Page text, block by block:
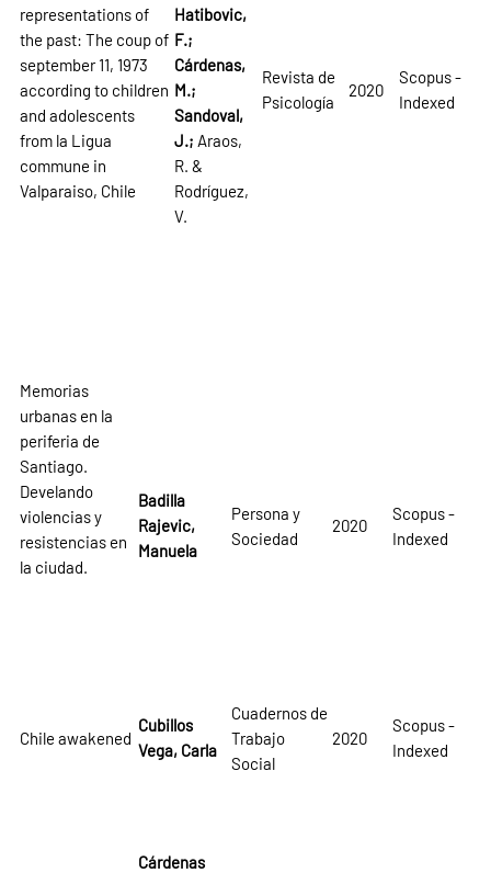
representations of
the past: The coup of
september 11, 1973
according to children
and adolescents
from la Ligua
commune in
Valparaiso, Chile
Hatibovic,
F.;
Cárdenas,
M.;
Sandoval,
J.; Araos,
R. &
Rodríguez,
V.
Revista de
Psicología
2020
Scopus -
Indexed
Memorias
urbanas en la
periferia de
Santiago.
Develando
violencias y
resistencias en
la ciudad.
Badilla
Rajevic,
Manuela
Persona y
Sociedad
2020
Scopus -
Indexed
Chile awakened
Cubillos
Vega, Carla
Cuadernos de
Trabajo
Social
2020
Scopus -
Indexed
Cárdenas